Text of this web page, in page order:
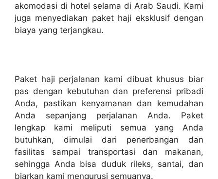
akomodasi di hotel selama di Arab Saudi. Kami
juga menyediakan paket haji eksklusif dengan
biaya yang terjangkau.
Paket haji perjalanan kami dibuat khusus biar
pas dengan kebutuhan dan preferensi pribadi
Anda, pastikan kenyamanan dan kemudahan
Anda sepanjang perjalanan Anda. Paket
lengkap kami meliputi semua yang Anda
butuhkan, dimulai dari penerbangan dan
fasilitas sampai transportasi dan makanan,
sehingga Anda bisa duduk rileks, santai, dan
biarkan kami mengurusi semuanya.